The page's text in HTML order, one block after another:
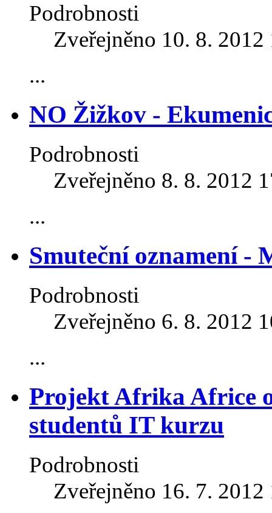
Podrobnosti
Zveřejněno 10. 8. 2012
...
NO Žižkov -
Podrobnosti
Zveřejněno 8. 8. 2012
...
Smuteční oznamení -
Podrobnosti
Zveřejněno 6. 8. 2012
...
Projekt Afrika Africe
studentů IT kurzu
Podrobnosti
Zveřejněno 16. 7. 2012